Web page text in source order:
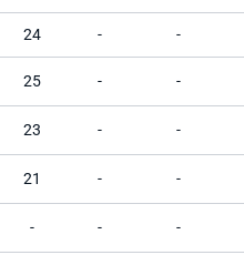
24 - -
25 - -
23 - -
21 - -
- - -